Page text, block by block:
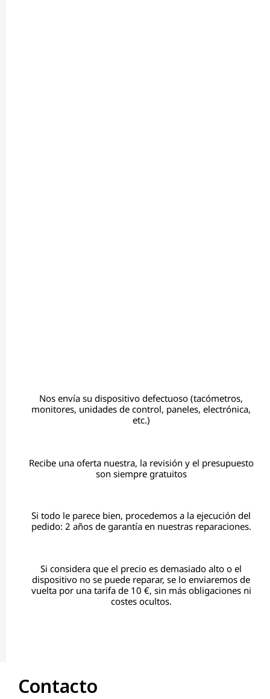
Nos envía su dispositivo defectuoso (tacómetros,
monitores, unidades de control, paneles, electrónica,
etc.)
Recibe una oferta nuestra, la revisión y el presupuesto
son siempre gratuitos
Si todo le parece bien, procedemos a la ejecución del
pedido: 2 años de garantía en nuestras reparaciones.
Si considera que el precio es demasiado alto o el
dispositivo no se puede reparar, se lo enviaremos de
vuelta por una tarifa de 10 €, sin más obligaciones ni
costes ocultos.
Contacto